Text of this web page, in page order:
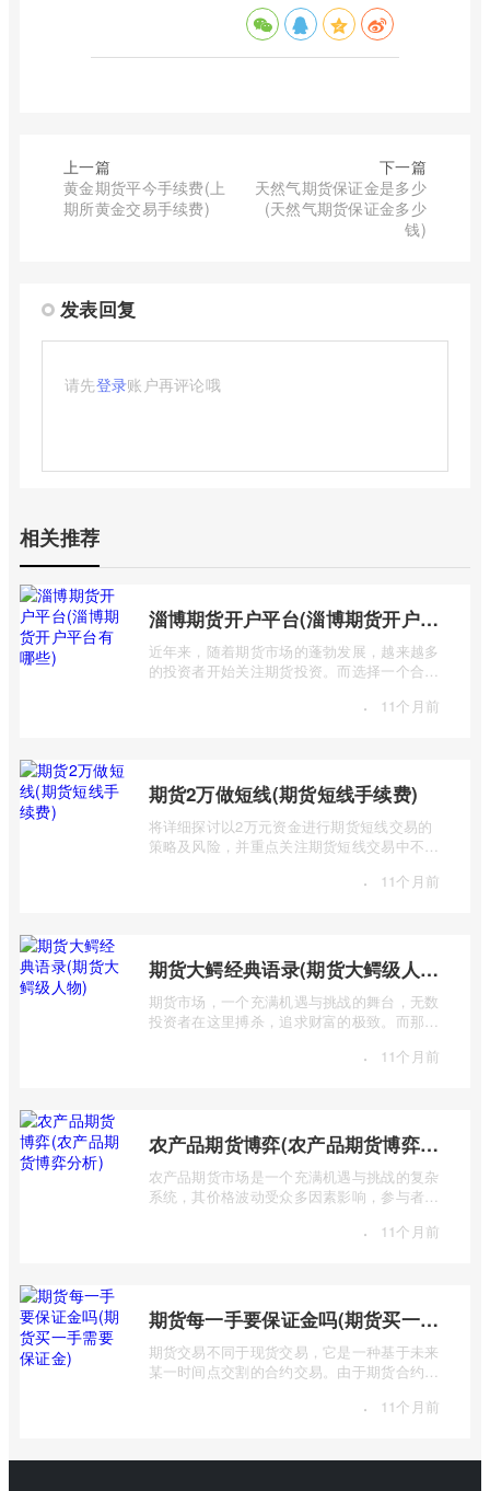
上一篇
黄金期货平今手续费(上
期所黄金交易手续费)
下一篇
天然气期货保证金是多少
(天然气期货保证金多少
钱)
发表回复
请先登录账户再评论哦
相关推荐
淄博期货开户平台(淄博期货开户平台有哪些)
近年来，随着期货市场的蓬勃发展，越来越多
的投资者开始关注期货投资。而选择一个合适
· 11个月前
期货2万做短线(期货短线手续费)
将详细探讨以2万元资金进行期货短线交易的
策略及风险，并重点关注期货短线交易中不可
· 11个月前
期货大鳄经典语录(期货大鳄级人物)
期货市场，一个充满机遇与挑战的舞台，无数
投资者在这里搏杀，追求财富的极致。而那些
· 11个月前
农产品期货博弈(农产品期货博弈分析)
农产品期货市场是一个充满机遇与挑战的复杂
系统，其价格波动受众多因素影响，参与者之
· 11个月前
期货每一手要保证金吗(期货买一手需要保证金)
期货交易不同于现货交易，它是一种基于未来
某一时间点交割的合约交易。由于期货合约的
· 11个月前